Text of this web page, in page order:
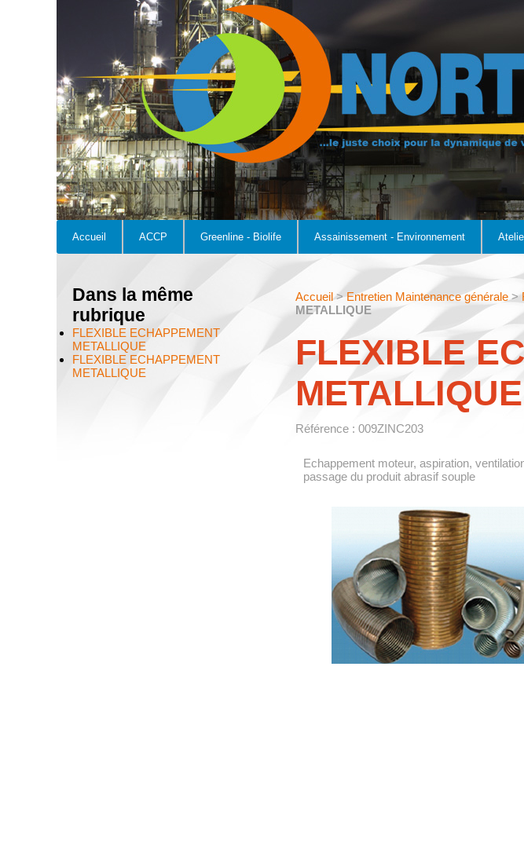
Accueil ACCP Greenline - Biolife Assainissement - Environnement
Dans la même
rubrique
FLEXIBLE ECHAPPEMENT
METALLIQUE
FLEXIBLE ECHAPPEMENT
METALLIQUE
Accueil>Entretien Maintenance générale>
METALLIQUE
FLEXIBLE
METALLIQUE
Référence : 009ZINC203
Echappement moteur, aspiration,
passage du produit abrasif souple